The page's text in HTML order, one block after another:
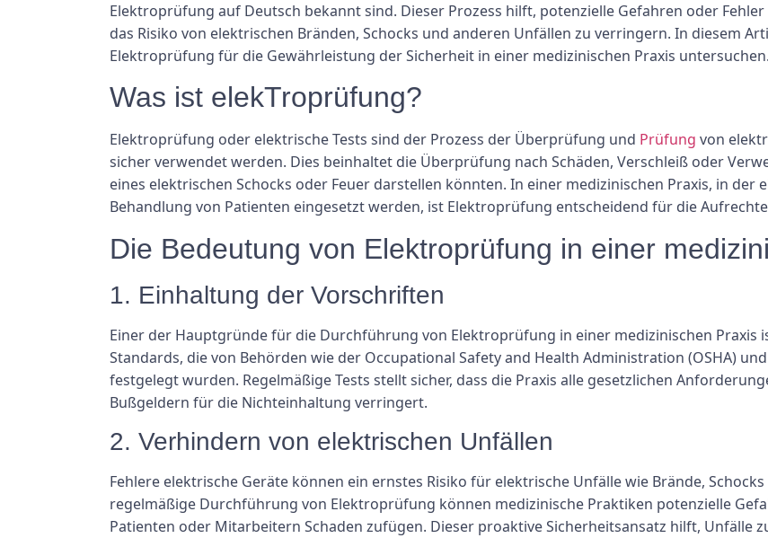
Elektroprüfung auf Deutsch bekannt sind. Dieser Prozess hilft, potenzielle Gefahren oder
das Risiko von elektrischen Bränden, Schocks und anderen Unfällen zu verringern. In diesem
Elektroprüfung für die Gewährleistung der Sicherheit in einer medizinischen Praxis untersuchen.
Was ist elekTroprüfung?
Elektroprüfung oder elektrische Tests sind der Prozess der Überprüfung und Prüfung von
sicher verwendet werden. Dies beinhaltet die Überprüfung nach Schäden, Verschleiß oder
eines elektrischen Schocks oder Feuer darstellen könnten. In einer medizinischen Praxis, in der
Behandlung von Patienten eingesetzt werden, ist Elektroprüfung entscheidend für die
Die Bedeutung von Elektroprüfung in einer
1. Einhaltung der Vorschriften
Einer der Hauptgründe für die Durchführung von Elektroprüfung in einer medizinischen Praxis
Standards, die von Behörden wie der Occupational Safety and Health Administration (OSHA)
festgelegt wurden. Regelmäßige Tests stellt sicher, dass die Praxis alle gesetzlichen
Bußgeldern für die Nichteinhaltung verringert.
2. Verhindern von elektrischen Unfällen
Fehlere elektrische Geräte können ein ernstes Risiko für elektrische Unfälle wie Brände,
regelmäßige Durchführung von Elektroprüfung können medizinische Praktiken potenzielle
Patienten oder Mitarbeitern Schaden zufügen. Dieser proaktive Sicherheitsansatz hilft, Unfälle